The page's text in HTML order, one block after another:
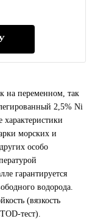
на переменном, так
2,5% Ni
морских и
особо
гарантируется
водорода.
(вязкость
тест).